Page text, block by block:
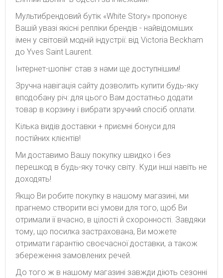
Мультибрендовий бутік «White Story» пропонує
Вашій увазі якісні репліки брендів - найвідоміших
імен у світовій модній індустрії: від Victoria Beckham
до Yves Saint Laurent.
Інтернет-шопінг став з нами ще доступнішим!
Зручна навігація сайту дозволить купити будь-яку
вподобану річ: для цього Вам достатньо додати
товар в корзину і вибрати зручний спосіб оплати.
Кілька видів доставки + приємні бонуси для
постійних клієнтів!
Ми доставимо Вашу покупку швидко і без
перешкод в будь-яку точку світу. Куди інші навіть не
доходять!
Якщо Ви робите покупку в нашому магазині, ми
прагнемо створити всі умови для того, щоб Ви
отримали її вчасно, в цілості й схоронності. Завдяки
тому, що посилка застрахована, Ви можете
отримати гарантію своєчасної доставки, а також
збереження замовлених речей.
До того ж в нашому магазині завжди діють сезонні